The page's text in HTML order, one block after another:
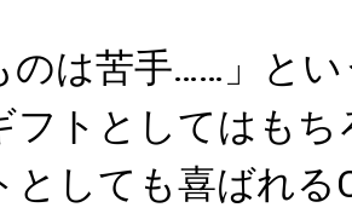
のは苦手……」と
フトとしてはも
としても喜ばれる